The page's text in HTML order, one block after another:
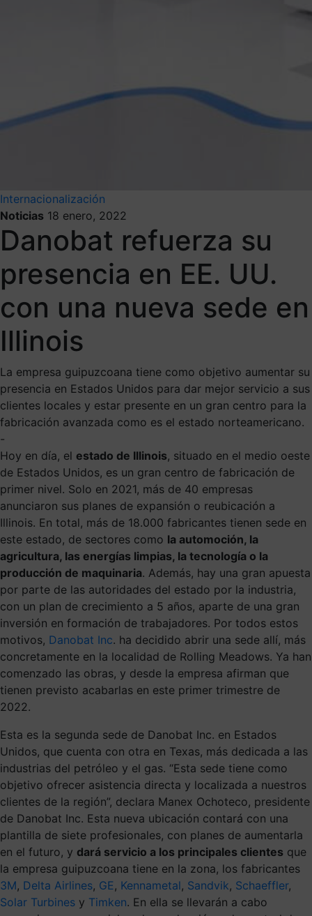
Internacionalización
Noticias 18 enero, 2022
Danobat refuerza su
presencia en EE. UU.
con una nueva sede en
Illinois
La empresa guipuzcoana tiene como objetivo aumentar su
presencia en Estados Unidos para dar mejor servicio a sus
clientes locales y estar presente en un gran centro para la
fabricación avanzada como es el estado norteamericano.
-
Hoy en día, el estado de Illinois, situado en el medio oeste
de Estados Unidos, es un gran centro de fabricación de
primer nivel. Solo en 2021, más de 40 empresas
anunciaron sus planes de expansión o reubicación a
Illinois. En total, más de 18.000 fabricantes tienen sede en
este estado, de sectores como la automoción, la
agricultura, las energías limpias, la tecnología o la
producción de maquinaria. Además, hay una gran apuesta
por parte de las autoridades del estado por la industria,
con un plan de crecimiento a 5 años, aparte de una gran
inversión en formación de trabajadores. Por todos estos
motivos, Danobat Inc. ha decidido abrir una sede allí, más
concretamente en la localidad de Rolling Meadows. Ya han
comenzado las obras, y desde la empresa afirman que
tienen previsto acabarlas en este primer trimestre de
2022.
Esta es la segunda sede de Danobat Inc. en Estados
Unidos, que cuenta con otra en Texas, más dedicada a las
industrias del petróleo y el gas. “Esta sede tiene como
objetivo ofrecer asistencia directa y localizada a nuestros
clientes de la región”, declara Manex Ochoteco, presidente
de Danobat Inc. Esta nueva ubicación contará con una
plantilla de siete profesionales, con planes de aumentarla
en el futuro, y dará servicio a los principales clientes que
la empresa guipuzcoana tiene en la zona, los fabricantes
3M, Delta Airlines, GE , Kennametal, Sandvik, Schaeffler,
Solar Turbines y Timken. En ella se llevarán a cabo